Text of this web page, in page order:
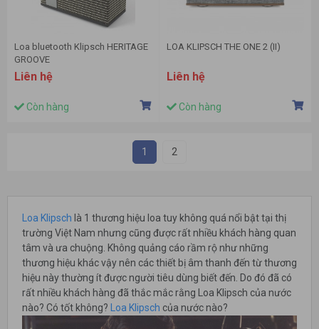
Loa bluetooth Klipsch HERITAGE
GROOVE
Liên hệ
Còn hàng
LOA KLIPSCH THE ONE 2 (II)
Liên hệ
Còn hàng
1 2
Loa Klipsch là 1 thương hiệu loa tuy không quá nổi bật tại thị
trường Việt Nam nhưng cũng được rất nhiều khách hàng quan
tâm và ưa chuộng. Không quảng cáo rầm rộ như những
thương hiệu khác vậy nên các thiết bị âm thanh đến từ thương
hiệu này thường ít được người tiêu dùng biết đến. Do đó đã có
rất nhiều khách hàng đã thắc mắc rằng Loa Klipsch của nước
nào? Có tốt không? Loa Klipsch của nước nào?